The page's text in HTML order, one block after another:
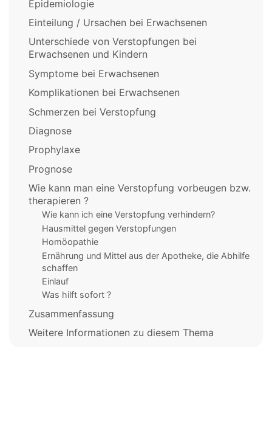
Epidemiologie
Einteilung / Ursachen bei Erwachsenen
Unterschiede von Verstopfungen bei
Erwachsenen und Kindern
Symptome bei Erwachsenen
Komplikationen bei Erwachsenen
Schmerzen bei Verstopfung
Diagnose
Prophylaxe
Prognose
Wie kann man eine Verstopfung vorbeugen bzw.
therapieren ?
Wie kann ich eine Verstopfung verhindern?
Hausmittel gegen Verstopfungen
Homöopathie
Ernährung und Mittel aus der Apotheke, die Abhilfe
schaffen
Einlauf
Was hilft sofort ?
Zusammenfassung
Weitere Informationen zu diesem Thema